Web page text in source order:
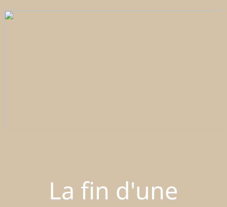
La fin d'une